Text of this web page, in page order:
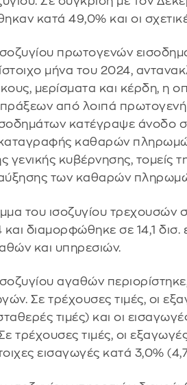
κατά 49,0% και οι
πρωτογενών
μήνα του 2024,
μερίσματα και κέρδη, η
από λοιπά πρωτογενή
κατέγραψε άνοδο
καθαρών
γενικής κυβέρνησης, τομείς
των καθαρών
του ισοζυγίου
διαμορφώθηκε σε 14,1
και υπηρεσιών.
αγαθών
Σε τρέχουσες τιμές, οι
τιμές) και οι
τρέχουσες τιμές, οι
εισαγωγές κατά 3,0%